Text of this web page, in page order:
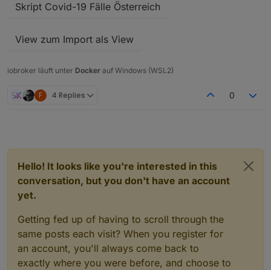
Skript Covid-19 Fälle Österreich
View zum Import als View
iobroker läuft unter Docker auf Windows (WSL2)
F 4 Replies 0
Hello! It looks like you're interested in this
conversation, but you don't have an account
yet.
Getting fed up of having to scroll through the
same posts each visit? When you register for
an account, you'll always come back to
exactly where you were before, and choose to